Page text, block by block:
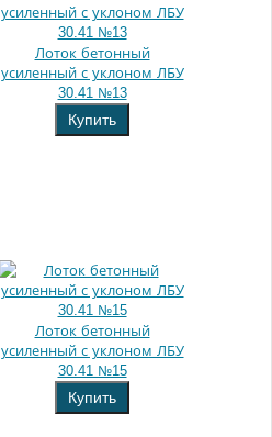
Лоток бетонный
усиленный с уклоном ЛБУ
30.41 №13
Купить
Лоток бетонный
усиленный с уклоном ЛБУ
30.41 №15
Купить